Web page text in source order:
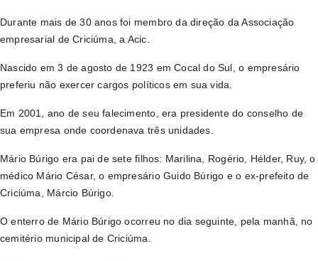
Durante mais de 30 anos foi membro da direção da Associação
empresarial de Criciúma, a Acic.
Nascido em 3 de agosto de 1923 em Cocal do Sul, o empresário
preferiu não exercer cargos políticos em sua vida.
Em 2001, ano de seu falecimento, era presidente do conselho de
sua empresa onde coordenava três unidades.
Mário Búrigo era pai de sete filhos: Marilina, Rogério, Hélder, Ruy, o
médico Mário César, o empresário Guido Búrigo e o ex-prefeito de
Criciúma, Márcio Búrigo.
O enterro de Mário Búrigo ocorreu no dia seguinte, pela manhã, no
cemitério municipal de Criciúma.